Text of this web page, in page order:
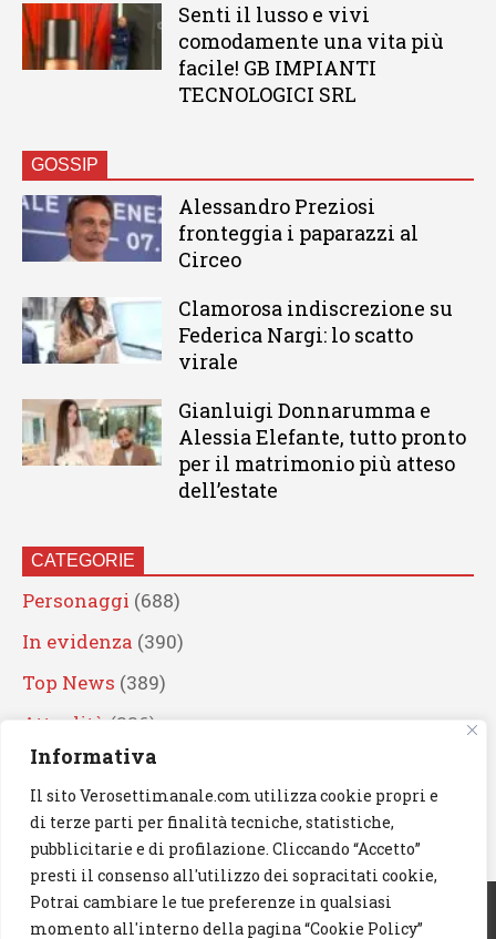
Informativa
Il sito Verosettimanale.com utilizza cookie propri e
di terze parti per finalità tecniche, statistiche,
pubblicitarie e di profilazione. Cliccando “Accetto”
presti il consenso all'utilizzo dei sopracitati cookie,
Potrai cambiare le tue preferenze in qualsiasi
momento all'interno della pagina “Cookie Policy”
Senti il lusso e vivi
comodamente una vita più
facile! GB IMPIANTI
TECNOLOGICI SRL
GOSSIP
Alessandro Preziosi
fronteggia i paparazzi al
Circeo
Clamorosa indiscrezione su
Federica Nargi: lo scatto
virale
Gianluigi Donnarumma e
Alessia Elefante, tutto pronto
per il matrimonio più atteso
dell’estate
CATEGORIE
Personaggi (688)
In evidenza (390)
Top News (389)
Attualità (336)
Eventi(330)
Artisti (241)
News(238)
Cerca